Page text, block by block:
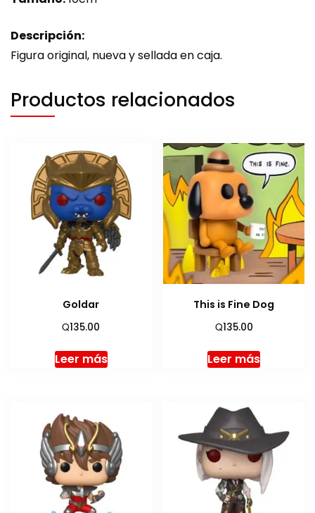
Descripción:
Figura original, nueva y sellada en caja.
Productos relacionados
Goldar
Q135.00
Leer más
This is Fine Dog
Q135.00
Leer más